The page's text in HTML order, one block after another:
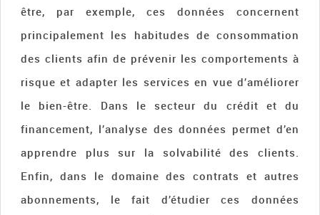
être, par exemple, ces données concernent
principalement les habitudes de consommation
des clients afin de prévenir les comportements à
risque et adapter les services en vue d’améliorer
le bien-être. Dans le secteur du crédit et du
financement, l’analyse des données permet d’en
apprendre plus sur la solvabilité des clients.
Enfin, dans le domaine des contrats et autres
abonnements, le fait d’étudier ces données